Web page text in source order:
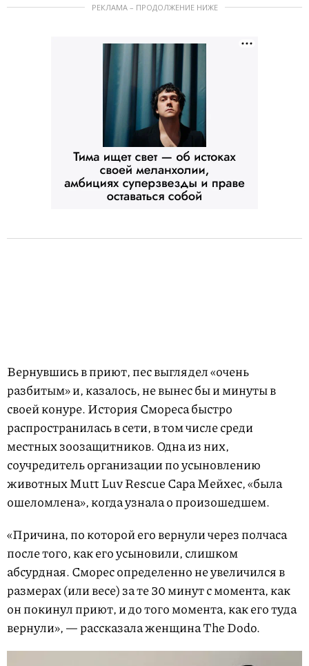
РЕКЛАМА – ПРОДОЛЖЕНИЕ НИЖЕ
Вернувшись в приют, пес выглядел «очень
разбитым» и, казалось, не вынес бы и минуты в
своей конуре. История Смореса быстро
распространилась в сети, в том числе среди
местных зоозащитников. Одна из них,
соучредитель организации по усыновлению
животных Mutt Luv Rescue Сара Мейхес, «была
ошеломлена», когда узнала о произошедшем.
«Причина, по которой его вернули через полчаса
после того, как его усыновили, слишком
абсурдная. Сморес определенно не увеличился в
размерах (или весе) за те 30 минут с момента, как
он покинул приют, и до того момента, как его туда
вернули», — рассказала женщина The Dodo.